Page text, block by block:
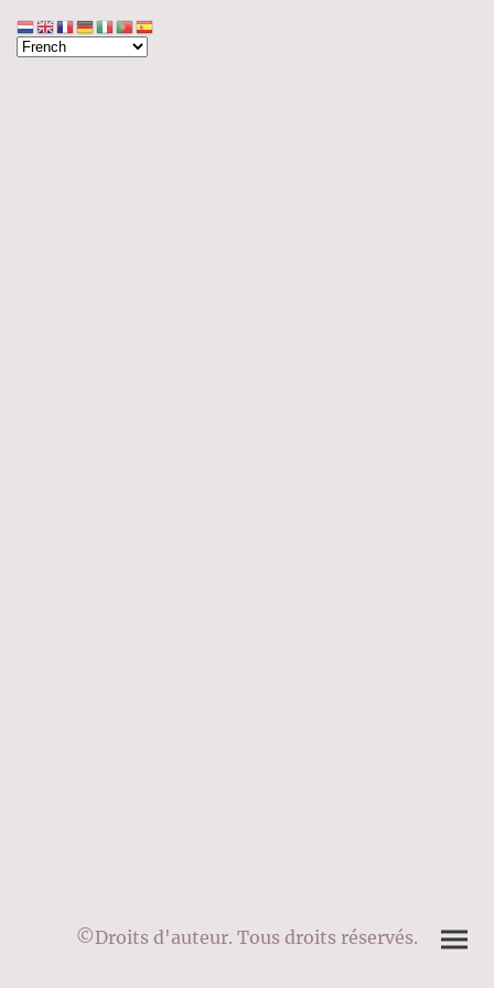
©Droits d'auteur. Tous droits réservés.